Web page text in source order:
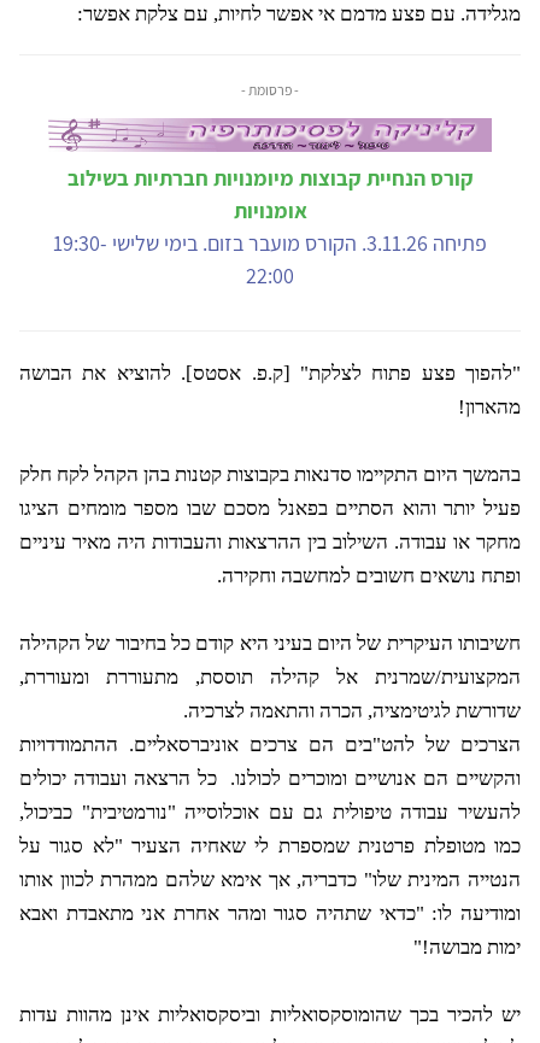
מגלידה. עם פצע מדמם אי אפשר לחיות, עם צלקת אפשר:
- פרסומת -
קורס הנחיית קבוצות מיומנויות חברתיות בשילוב
אומנויות
פתיחה 3.11.26. הקורס מועבר בזום. בימי שלישי 19:30-
22:00
"להפוך פצע פתוח לצלקת" [ק.פ. אסטס]. להוציא את הבושה
מהארון!
בהמשך היום התקיימו סדנאות בקבוצות קטנות בהן הקהל לקח חלק
פעיל יותר והוא הסתיים בפאנל מסכם שבו מספר מומחים הציגו
מחקר או עבודה. השילוב בין ההרצאות והעבודות היה מאיר עיניים
ופתח נושאים חשובים למחשבה וחקירה.
חשיבותו העיקרית של היום בעיני היא קודם כל בחיבור של הקהילה
המקצועית/שמרנית אל קהילה תוססת, מתעוררת ומעוררת,
שדורשת לגיטימציה, הכרה והתאמה לצרכיה.
הצרכים של להט"בים הם צרכים אוניברסאליים. ההתמודדויות
והקשיים הם אנושיים ומוכרים לכולנו.
כל הרצאה ועבודה יכולים
להעשיר עבודה טיפולית גם עם אוכלוסייה "נורמטיבית" כביכול,
כמו מטופלת פרטנית שמספרת לי שאחיה הצעיר "לא סגור על
הנטייה המינית שלו" כדבריה, אך אימא שלהם ממהרת לכוון אותו
ומודיעה לו: "כדאי שתהיה סגור ומהר אחרת אני מתאבדת ואבא
ימות מבושה!"
יש להכיר בכך שהומוסקסואליות וביסקסואליות אינן מהוות עדות